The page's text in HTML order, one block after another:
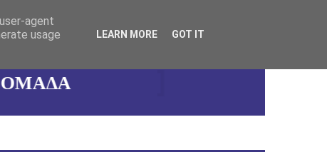
ΚΑΛΛΙΘΕΑΣ
ΟΜΑΔΑ
ΜΠΑΣΚΕΤ
agent
usage
LEARN MORE GOT IT